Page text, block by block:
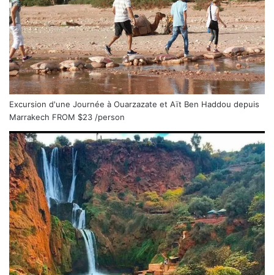
Excursion d'une Journée à Ouarzazate et Aït Ben Haddou depuis
Marrakech FROM $23 /person